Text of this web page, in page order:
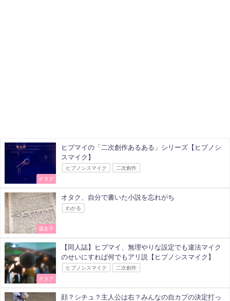
オタク
ヒプマイの「二次創作あるある」シリーズ【ヒプノシ
スマイク】
ヒプノシスマイク 二次創作
腐女子
オタク、自分で書いた小説を忘れがち
わかる
オタク
【同人誌】ヒプマイ、無理やりな設定でも違法マイク
のせいにすれば何でもアリ説【ヒプノシスマイク】
ヒプノシスマイク 二次創作
顔？シチュ？主人公は右？みんなの自カプの決定打っ